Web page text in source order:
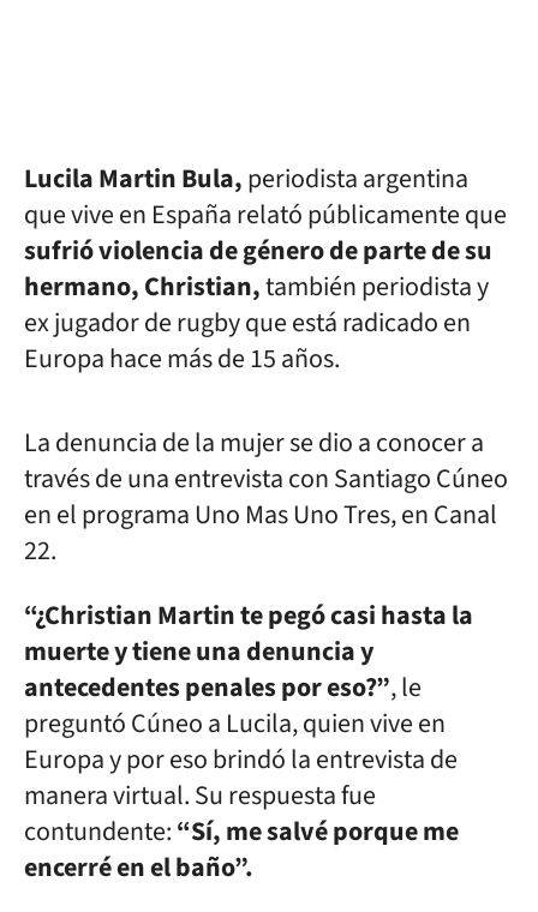
Lucila Martin Bula,periodista argentina
que vive en España relató públicamente que
sufrió violencia de género de parte de su
hermano, Christian,también periodista y
ex jugador de rugby que está radicado en
Europa hace más de 15 años.
La denuncia de la mujer se dio a conocer a
través de una entrevista con Santiago Cúneo
en el programa Uno Mas Uno Tres, en Canal
22.
“¿Christian Martin te pegó casi hasta la
muerte y tiene una denuncia y
antecedentes penales por eso?”, le
preguntó Cúneo a Lucila, quien vive en
Europa y por eso brindó la entrevista de
manera virtual. Su respuesta fue
contundente:“Sí, me salvé porque me
encerré en el baño”.